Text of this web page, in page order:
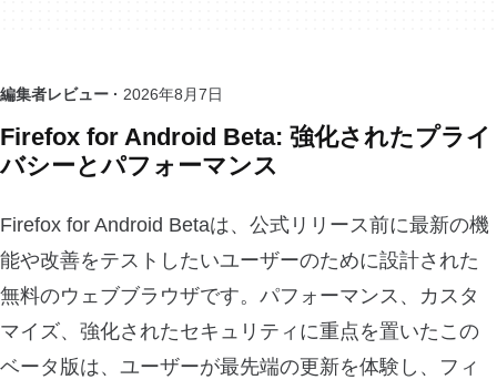
編集者レビュー · 2026年8月7日
Firefox for Android Beta: 強化されたプライ
バシーとパフォーマンス
Firefox for Android Betaは、公式リリース前に最新の機
能や改善をテストしたいユーザーのために設計された
無料のウェブブラウザです。パフォーマンス、カスタ
マイズ、強化されたセキュリティに重点を置いたこの
ベータ版は、ユーザーが最先端の更新を体験し、フィ